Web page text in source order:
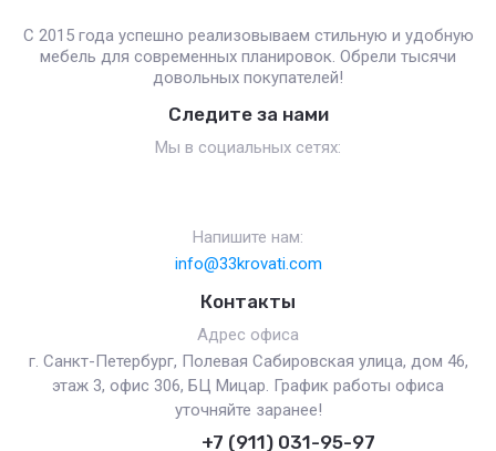
С 2015 года успешно реализовываем стильную и удобную
мебель для современных планировок. Обрели тысячи
довольных покупателей!
Следите за нами
Мы в социальных сетях:
Напишите нам:
info@33krovati.com
Контакты
Адрес офиса
г. Санкт-Петербург, Полевая Сабировская улица, дом 46,
этаж 3, офис 306, БЦ Мицар. График работы офиса
уточняйте заранее!
+7 (911) 031-95-97